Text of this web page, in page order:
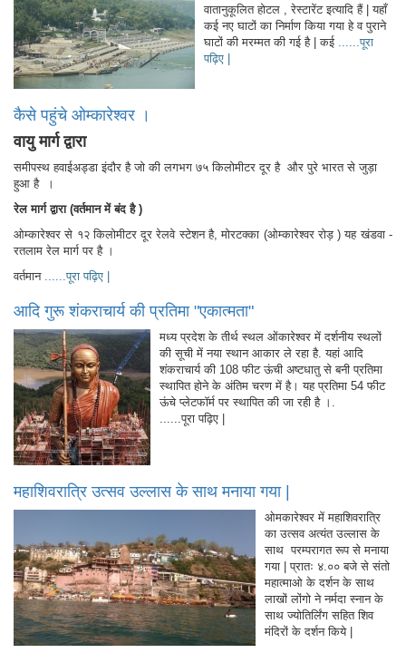
वातानुकूलित होटल , रेस्टारेंट इत्यादि हैं | यहाँ
कई नए घाटों का निर्माण किया गया हे व पुराने
घाटों की मरम्मत की गई है | कई ......पूरा
पढ़िए |
कैसे पहुंचे ओम्कारेश्वर ।
वायु मार्ग द्वारा
समीपस्थ हवाईअड्डा इंदौर है जो की लगभग ७५ किलोमीटर दूर है और पुरे भारत से जुड़ा
हुआ है ।
रेल मार्ग द्वारा (वर्तमान में बंद है )
ओम्कारेश्वर से १२ किलोमीटर दूर रेलवे स्टेशन है, मोरटक्का (ओम्कारेश्वर रोड़ ) यह खंडवा -
रतलाम रेल मार्ग पर है ।
वर्तमान ......पूरा पढ़िए |
आदि गुरू शंकराचार्य की प्रतिमा "एकात्मता"
मध्य प्रदेश के तीर्थ स्थल ओंकारेश्वर में दर्शनीय स्थलों
की सूची में नया स्थान आकार ले रहा है. यहां आदि
शंकराचार्य की 108 फीट ऊंची अष्टधातु से बनी प्रतिमा
स्थापित होने के अंतिम चरण में है। यह प्रतिमा 54 फीट
ऊंचे प्लेटफॉर्म पर स्थापित की जा रही है ।.
......पूरा पढ़िए |
महाशिवरात्रि उत्सव उल्लास के साथ मनाया गया |
ओमकारेश्वर में महाशिवरात्रि
का उत्सव अत्यंत उल्लास के
साथ परम्परागत रूप से मनाया
गया | प्रातः ४.०० बजे से संतो
महात्माओ के दर्शन के साथ
लाखों लोंगो ने नर्मदा स्नान के
साथ ज्योतिर्लिंग सहित शिव
मंदिरों के दर्शन किये |